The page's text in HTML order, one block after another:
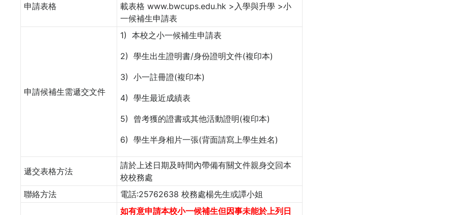
申請表格
載表格 www.bwcups.edu.hk >入學與升學 >小
一候補生申請表
申請候補生需遞交文件
1) 本校之小一候補生申請表
2) 學生出生證明書/身份證明文件(複印本)
3) 小一註冊證(複印本)
4) 學生最近成績表
5) 曾考獲的證書或其他活動證明(複印本)
6) 學生半身相片一張(背面請寫上學生姓名)
遞交表格方法
請於上述日期及時間內帶備有關文件親身交回本
校校務處
聯絡方法
電話:25762638 校務處楊先生或譚小姐
如有意申請本校小一候補生但因事未能於上列日